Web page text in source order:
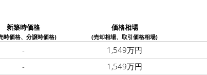
新築時価格
時価格、分譲時価格)
価格相場
(売却相場、取引価格相場)
- 1,549万円
- 1,549万円